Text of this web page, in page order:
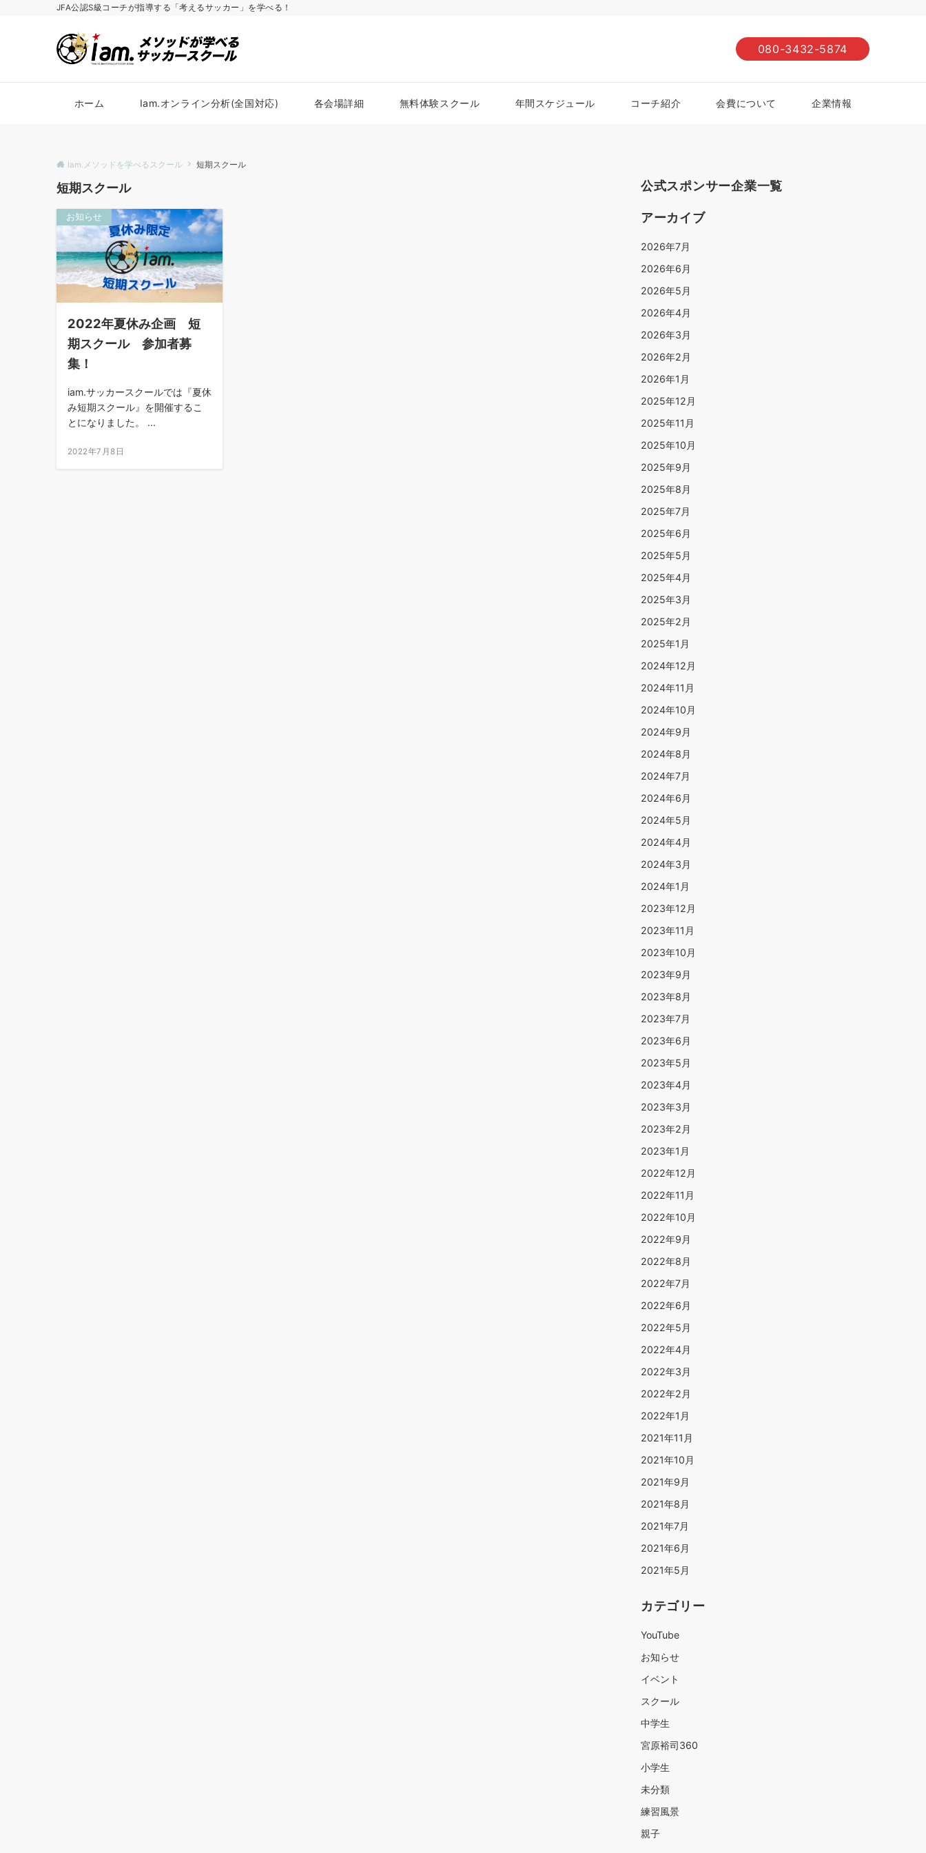
JFA公認S級コーチが指導する「考えるサッカー」を学べる！
080-3432-5874
ホーム Iam.オンライン分析(全国対応) 各会場詳細 無料体験スクール 年間スケジュール コーチ紹介 会費について 企業情報
Iam.メソッドを学べるスクール 短期スクール
短期スクール
お知らせ
2022年夏休み企画 短
期スクール 参加者募
集！
iam.サッカースクールでは『夏休
み短期スクール』を開催するこ
とになりました。 ...
2022年7月8日
公式スポンサー企業一覧
アーカイブ
2026年7月
2026年6月
2026年5月
2026年4月
2026年3月
2026年2月
2026年1月
2025年12月
2025年11月
2025年10月
2025年9月
2025年8月
2025年7月
2025年6月
2025年5月
2025年4月
2025年3月
2025年2月
2025年1月
2024年12月
2024年11月
2024年10月
2024年9月
2024年8月
2024年7月
2024年6月
2024年5月
2024年4月
2024年3月
2024年1月
2023年12月
2023年11月
2023年10月
2023年9月
2023年8月
2023年7月
2023年6月
2023年5月
2023年4月
2023年3月
2023年2月
2023年1月
2022年12月
2022年11月
2022年10月
2022年9月
2022年8月
2022年7月
2022年6月
2022年5月
2022年4月
2022年3月
2022年2月
2022年1月
2021年11月
2021年10月
2021年9月
2021年8月
2021年7月
2021年6月
2021年5月
カテゴリー
YouTube
お知らせ
イベント
スクール
中学生
宮原裕司360
小学生
未分類
練習風景
親子